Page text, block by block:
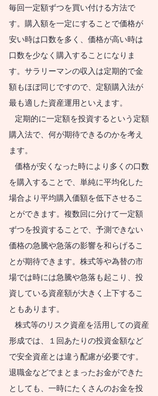
私は、証券会社お
よび投資信託運用会
社に42年間勤務し、
退職後は日本証券業
協会の金融・証券イ
ンストラクター、投
資信託協会の登録講
師、日本学生支援機
構認定スカラシッ
プ・アドバイザー、
J-FLEC認定アドバイ
ザー兼講師として10
年間活動してまいり
ました。最低限身に
付けるべき金融知
識、金融経済事情の
理解、および適切な
金融商品の利用ある
いは選択についての
普及活動に従事して
まいりました。
新NISAを活用して
資産形成を始めたい
毎回一定額ずつを買い付ける方法で
す。購入額を一定にすることで価格が
安い時は口数を多く、価格が高い時は
口数を少なく購入することになりま
す。サラリーマンの収入は定期的で金
額もほぼ同じですので、定額購入法が
最も適した資産運用といえます。
購入法で、何が期待できるのかを考え
ます。
を購入することで、単純に平均化した
場合より平均購入価額を低下させるこ
とができます。複数回に分けて一定額
ずつを投資することで、予測できない
価格の急騰や急落の影響を和らげるこ
とが期待できます。株式等や為替の市
場では時には急騰や急落も起こり、投
資している資産額が大きく上下するこ
ともあります。
形成では、１回あたりの投資金額など
で安全資産とは違う配慮が必要です。
退職金などでまとまったお金ができた
としても、一時にたくさんのお金を投